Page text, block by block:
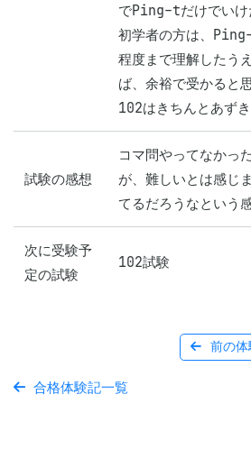
でPing-tだけでいけ
初学者の方は、
程度まで理解したう
ば、余裕で受かると
102はきちんとあずき
試験の感想
コマ問やってなかっ
が、難しいとは感じ
てるだろうなという感
次に受験予
定の試験
102試験
前の
合格体験記一覧